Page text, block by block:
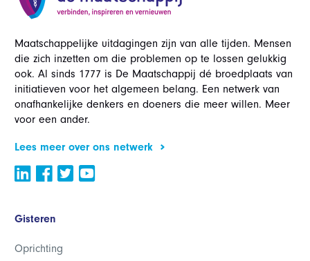
Maatschappelijke uitdagingen zijn van alle tijden. Mensen
die zich inzetten om die problemen op te lossen gelukkig
ook. Al sinds 1777 is De Maatschappij dé broedplaats van
initiatieven voor het algemeen belang. Een netwerk van
onafhankelijke denkers en doeners die meer willen. Meer
voor een ander.
Lees meer over ons netwerk
Gisteren
Oprichting